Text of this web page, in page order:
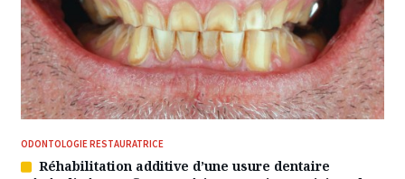
ODONTOLOGIE RESTAURATRICE
Article
Réhabilitation additive d’une usure dentaire